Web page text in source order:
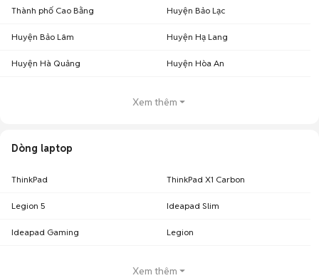
Thành phố Cao Bằng Huyện Bảo Lạc
Huyện Bảo Lâm Huyện Hạ Lang
Huyện Hà Quảng Huyện Hòa An
Xem thêm
Dòng laptop
ThinkPad ThinkPad X1 Carbon
Legion 5 Ideapad Slim
Ideapad Gaming Legion
Xem thêm